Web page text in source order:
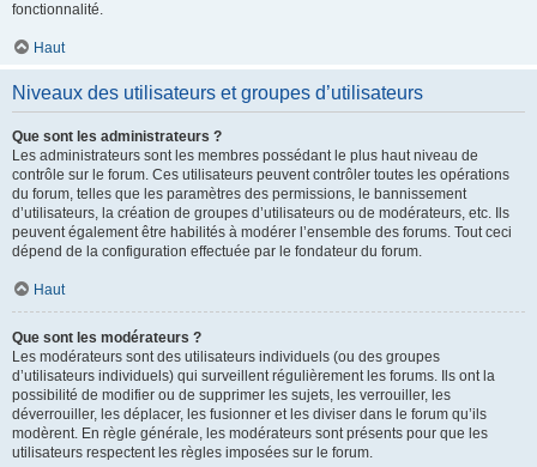
fonctionnalité.
Haut
Niveaux des utilisateurs et groupes d’utilisateurs
Que sont les administrateurs ?
Les administrateurs sont les membres possédant le plus haut niveau de
contrôle sur le forum. Ces utilisateurs peuvent contrôler toutes les opérations
du forum, telles que les paramètres des permissions, le bannissement
d’utilisateurs, la création de groupes d’utilisateurs ou de modérateurs, etc. Ils
peuvent également être habilités à modérer l’ensemble des forums. Tout ceci
dépend de la configuration effectuée par le fondateur du forum.
Haut
Que sont les modérateurs ?
Les modérateurs sont des utilisateurs individuels (ou des groupes
d’utilisateurs individuels) qui surveillent régulièrement les forums. Ils ont la
possibilité de modifier ou de supprimer les sujets, les verrouiller, les
déverrouiller, les déplacer, les fusionner et les diviser dans le forum qu’ils
modèrent. En règle générale, les modérateurs sont présents pour que les
utilisateurs respectent les règles imposées sur le forum.